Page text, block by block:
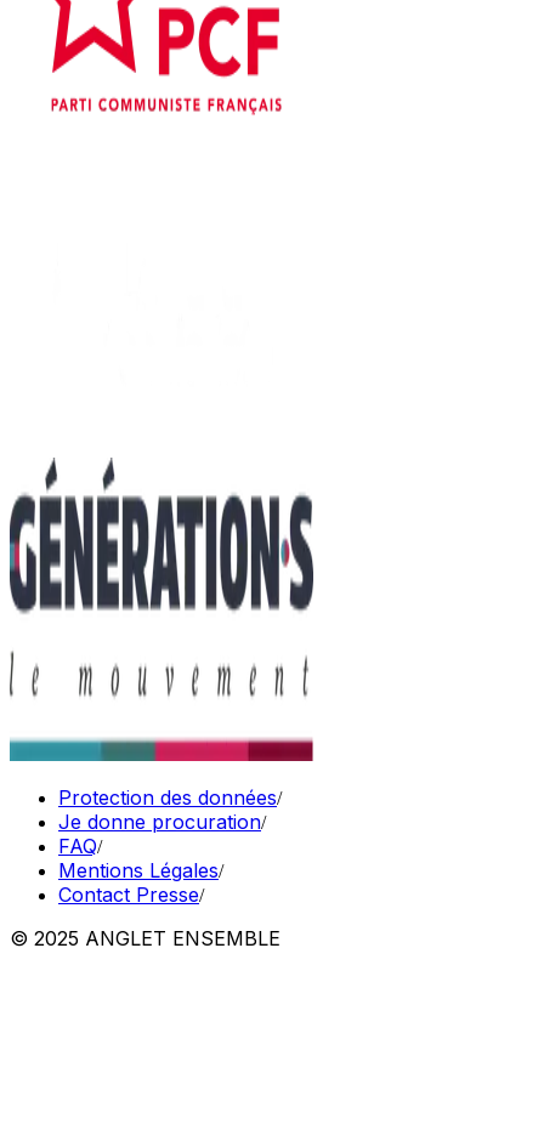
Protection des données/
Je donne procuration/
FAQ/
Mentions Légales/
Contact Presse/
© 2025 ANGLET ENSEMBLE